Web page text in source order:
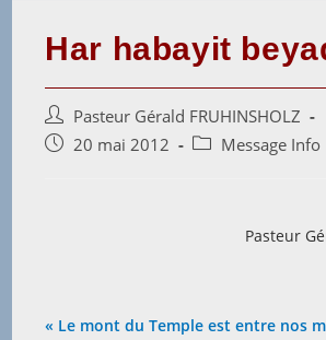
Har habayit
Auteur/autrice
de
Pasteur Gérald FRUHINSHOLZ
Post20 mai 2012
PostMessage Info
Pasteur
« Le mont du Temple est entre nos